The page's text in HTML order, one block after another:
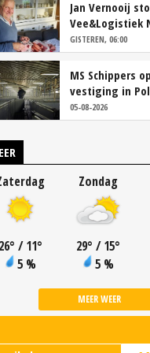
Jan Vernooij
Vee&Logistiek
GISTEREN, 06:00
MS Schippers
vestiging in
05-08-2026
° / 11°
5 %
Zondag
29° / 15°
5 %
MEER WEER